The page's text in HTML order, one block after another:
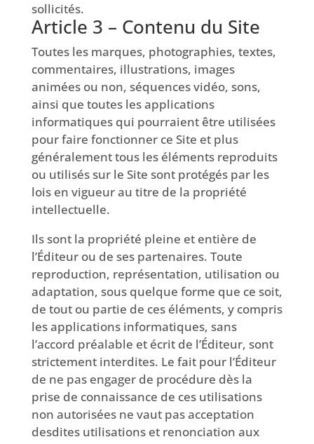
sollicités.
Article 3 – Contenu du Site
Toutes les marques, photographies, textes,
commentaires, illustrations, images
animées ou non, séquences vidéo, sons,
ainsi que toutes les applications
informatiques qui pourraient être utilisées
pour faire fonctionner ce Site et plus
généralement tous les éléments reproduits
ou utilisés sur le Site sont protégés par les
lois en vigueur au titre de la propriété
intellectuelle.
Ils sont la propriété pleine et entière de
l’Éditeur ou de ses partenaires. Toute
reproduction, représentation, utilisation ou
adaptation, sous quelque forme que ce soit,
de tout ou partie de ces éléments, y compris
les applications informatiques, sans
l’accord préalable et écrit de l’Éditeur, sont
strictement interdites. Le fait pour l’Éditeur
de ne pas engager de procédure dès la
prise de connaissance de ces utilisations
non autorisées ne vaut pas acceptation
desdites utilisations et renonciation aux